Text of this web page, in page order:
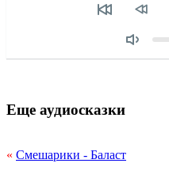
Еще аудиосказки
« Смешарики - Баласт